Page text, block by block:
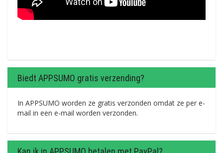
Biedt APPSUMO gratis verzending?
In APPSUMO worden ze gratis verzonden omdat ze per e-
mail in een e-mail worden verzonden.